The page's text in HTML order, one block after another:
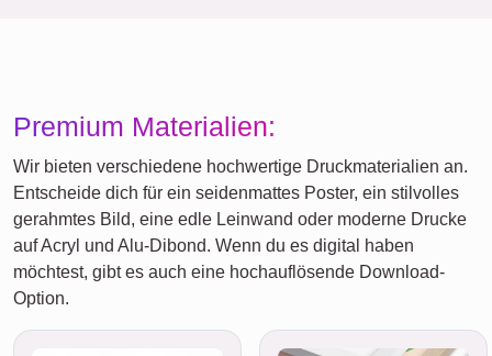
Premium Materialien:
Wir bieten verschiedene hochwertige Druckmaterialien an.
Entscheide dich für ein seidenmattes Poster, ein stilvolles
gerahmtes Bild, eine edle Leinwand oder moderne Drucke
auf Acryl und Alu-Dibond. Wenn du es digital haben
möchtest, gibt es auch eine hochauflösende Download-
Option.